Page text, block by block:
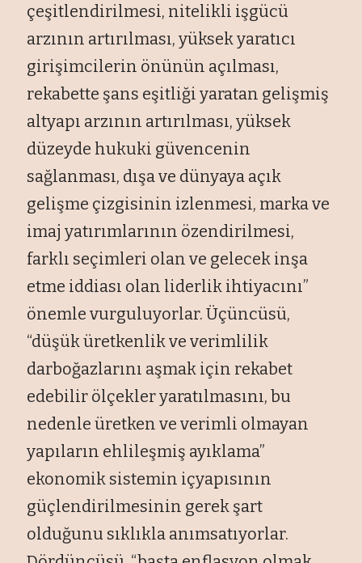
çeşitlendirilmesi, nitelikli işgücü
arzının artırılması, yüksek yaratıcı
girişimcilerin önünün açılması,
rekabette şans eşitliği yaratan gelişmiş
altyapı arzının artırılması, yüksek
düzeyde hukuki güvencenin
sağlanması, dışa ve dünyaya açık
gelişme çizgisinin izlenmesi, marka ve
imaj yatırımlarının özendirilmesi,
farklı seçimleri olan ve gelecek inşa
etme iddiası olan liderlik ihtiyacını”
önemle vurguluyorlar. Üçüncüsü,
“düşük üretkenlik ve verimlilik
darboğazlarını aşmak için rekabet
edebilir ölçekler yaratılmasını, bu
nedenle üretken ve verimli olmayan
yapıların ehlileşmiş ayıklama”
ekonomik sistemin içyapısının
güçlendirilmesinin gerek şart
olduğunu sıklıkla anımsatıyorlar.